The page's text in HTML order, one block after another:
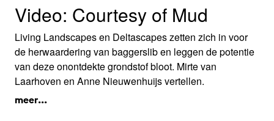
Video: Courtesy of Mud
Living Landscapes en Deltascapes zetten zich in voor
de herwaardering van baggerslib en leggen de potentie
van deze onontdekte grondstof bloot. Mirte van
Laarhoven en Anne Nieuwenhuijs vertellen.
meer...